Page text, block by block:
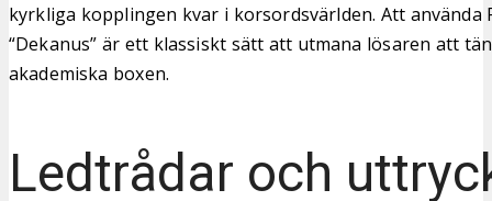
kyrkliga kopplingen kvar i korsordsvärlden. Att använda
“Dekanus” är ett klassiskt sätt att utmana lösaren att
akademiska boxen.
Ledtrådar och